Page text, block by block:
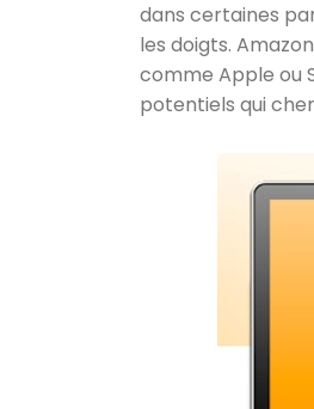
dans certaines
les doigts.
comme Apple ou
potentiels qui